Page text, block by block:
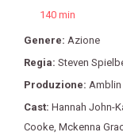
140 min
Genere: Azione
Regia: Steven
Produzione: Amblin
Cast: Hannah John-
Cooke, Mckenna